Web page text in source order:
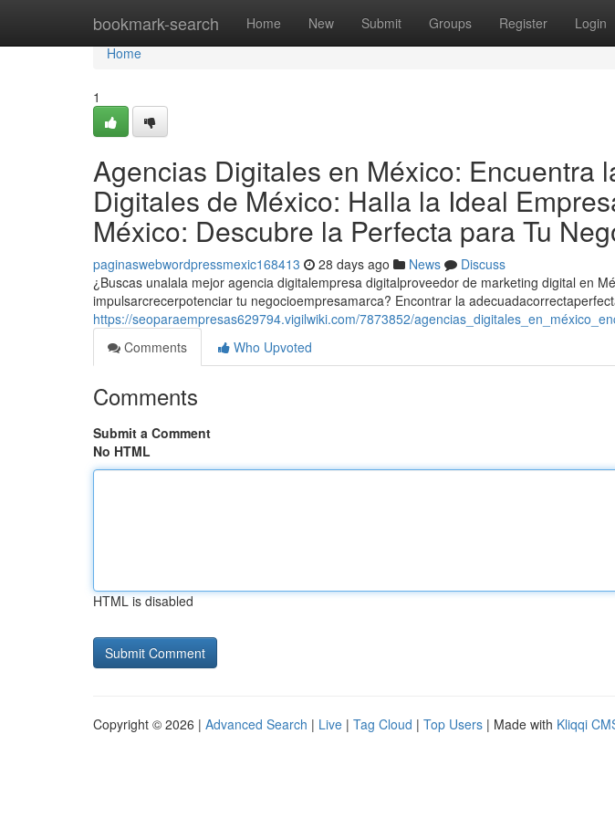
bookmark-search Home New Submit Groups Register Login
Home
Home
1
Agencias Digitales en México: Encuentra
Digitales de México: Halla la Ideal
México: Descubre la Perfecta para Tu
paginaswebwordpressmexic168413 28 days ago News
Discuss
¿Buscas unalala mejor agencia digitalempresa digitalproveedor de marketing digital en
impulsarcrecerpotenciar tu negocioempresamarca? Encontrar la
https://seoparaempresas629794.vigilwiki.com/7873852/
Comments
Who Upvoted
Comments
Submit a Comment
No HTML
HTML is disabled
Copyright © 2026 | Advanced Search | Live | Tag Cloud | Top Users | Made with Kliqqi